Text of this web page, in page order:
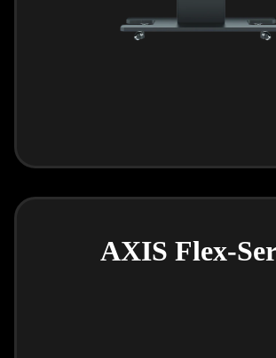
AXIS Flex-